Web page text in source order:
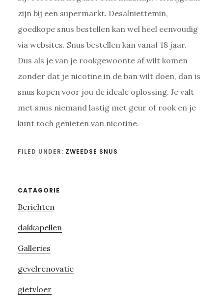
zijn bij een supermarkt. Desalniettemin,
goedkope snus bestellen kan wel heel eenvoudig
via websites. Snus bestellen kan vanaf 18 jaar.
Dus als je van je rookgewoonte af wilt komen
zonder dat je nicotine in de ban wilt doen, dan is
snus kopen voor jou de ideale oplossing. Je valt
met snus niemand lastig met geur of rook en je
kunt toch genieten van nicotine.
FILED UNDER: ZWEEDSE SNUS
Primary
Sidebar
CATAGORIE
Berichten
dakkapellen
Galleries
gevelrenovatie
gietvloer